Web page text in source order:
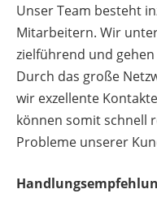
Unser Team besteht
Mitarbeitern. Wir
zielführend und
Durch das große
wir exzellente
können somit schnell
Probleme unserer